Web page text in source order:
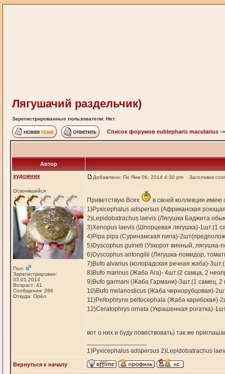
Лягушачий раздельчик)
Зарегистрированные пользователи: Нет
Список форумов eublepharis macularius -
Автор
художник
Освоившийся
Пол:
Зарегистрирован:
03.01.2014
Возраст: 41
Сообщения: 266
Откуда: Орёл
Добавлено: Пн Янв 06, 2014 4:30 pm Заголовок
Приветствую Всех
в своей коллекции
1)Pyxicephalus adspersus (Африканская
2)Lepidobatrachus laevis (Лягушка Баджита
3)Xenopus laevis (Шпорцевая лягушка)-1шт.(1
4)Pipa pipa (Суринамская пипа)-
5)Dyscophus guineti (Узкорот винный,
6)Dyscophus antongilii (Лягушка-помидор,
7)Bufo alvarius (колорадская речная жаба)-
8)Bufo marinus (Жаба Ага)- 4шт.(2 самца, 2
9)Bufo garmani (Жаба Гармани)-3шт.(1 самец, 2
10)Bufo melanosticus (Жаба чернорубцовая)-
11)Peltophryne peltocephala (Жаба карибская)-
12)Ceratophrys ornata (Украшенная рогатка)-
вот о них и буду повествовать) так же
1)Pyxicephalus adspersus 2)Lepidobatrachus
Вернуться к началу